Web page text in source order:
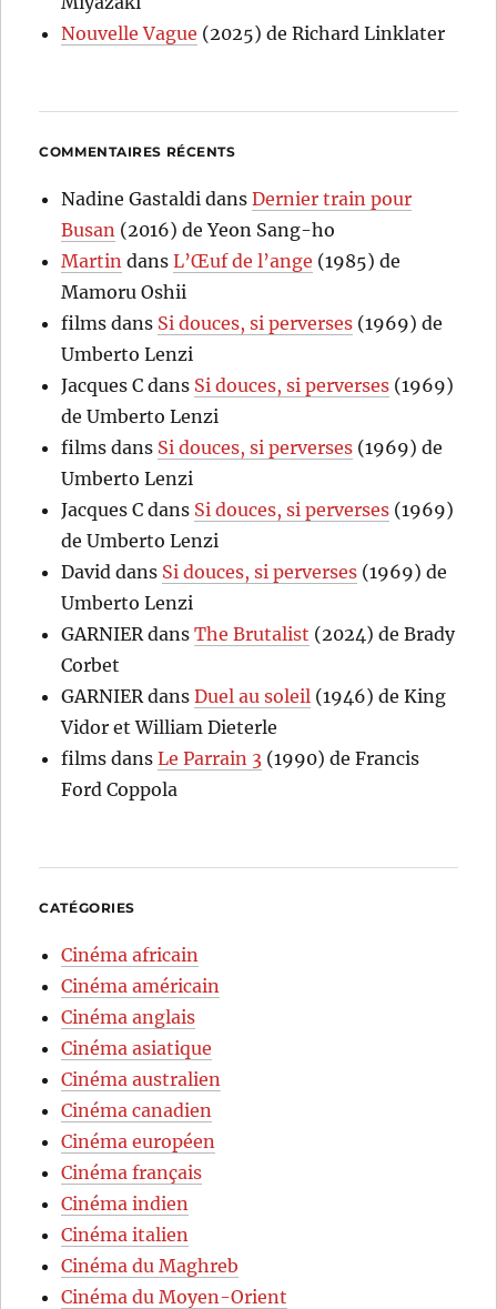
Nouvelle Vague (2025) de Richard Linklater
COMMENTAIRES RÉCENTS
Nadine Gastaldi dansDernier train pour
Busan (2016) de Yeon Sang-ho
Martin dansL’Œuf de l’ange (1985) de
Mamoru Oshii
films dans Si douces, si perverses (1969) de
Umberto Lenzi
Jacques C dans Si douces, si perverses (1969)
de Umberto Lenzi
films dans Si douces, si perverses (1969) de
Umberto Lenzi
Jacques C dans Si douces, si perverses (1969)
de Umberto Lenzi
David dans Si douces, si perverses (1969) de
Umberto Lenzi
GARNIER dansThe Brutalist (2024) de Brady
Corbet
GARNIER dansDuel au soleil (1946) de King
Vidor et William Dieterle
films dansLe Parrain 3 (1990) de Francis
Ford Coppola
CATÉGORIES
Cinéma africain
Cinéma américain
Cinéma anglais
Cinéma asiatique
Cinéma australien
Cinéma canadien
Cinéma européen
Cinéma français
Cinéma indien
Cinéma italien
Cinéma du Maghreb
Cinéma du Moyen-Orient